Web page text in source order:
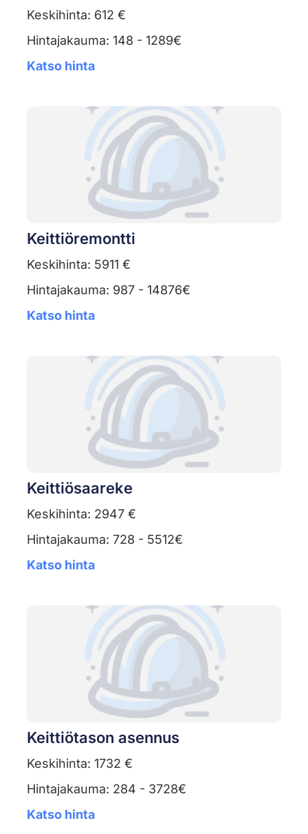
Keskihinta: 612 €
Hintajakauma: 148 - 1289€
Katso hinta
Keittiöremontti
Keskihinta: 5911 €
Hintajakauma: 987 - 14876€
Katso hinta
Keittiösaareke
Keskihinta: 2947 €
Hintajakauma: 728 - 5512€
Katso hinta
Keittiötason asennus
Keskihinta: 1732 €
Hintajakauma: 284 - 3728€
Katso hinta